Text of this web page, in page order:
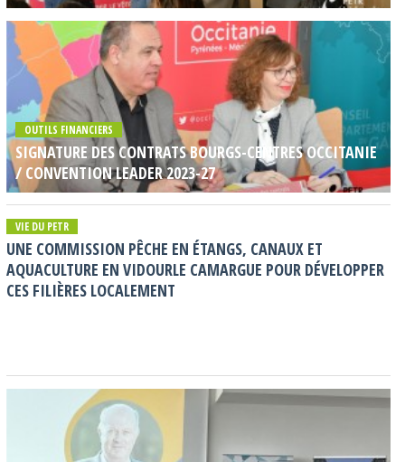
OUTILS FINANCIERS
SIGNATURE DES CONTRATS BOURGS-CENTRES OCCITANIE
/ CONVENTION LEADER 2023-27
VIE DU PETR
UNE COMMISSION PÊCHE EN ÉTANGS, CANAUX ET
AQUACULTURE EN VIDOURLE CAMARGUE POUR DÉVELOPPER
CES FILIÈRES LOCALEMENT